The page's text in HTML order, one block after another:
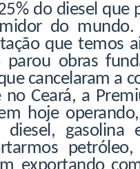
do diesel que
do mundo.
que temos
obras
cancelaram a
Ceará, a
hoje
gasolina